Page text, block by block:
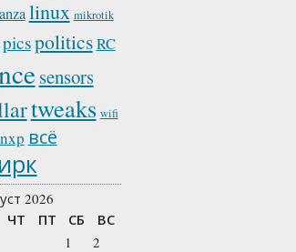
linux mikrotik
picspoliticsRC
sensors
tweaks wifi
всё
2026
ЧТ ПТ СБ ВС
1
2